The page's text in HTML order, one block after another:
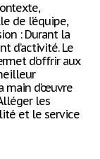
de l’équipe,
: Durant la
d’activité. Le
d’offrir aux
main d’œuvre
les
et le service